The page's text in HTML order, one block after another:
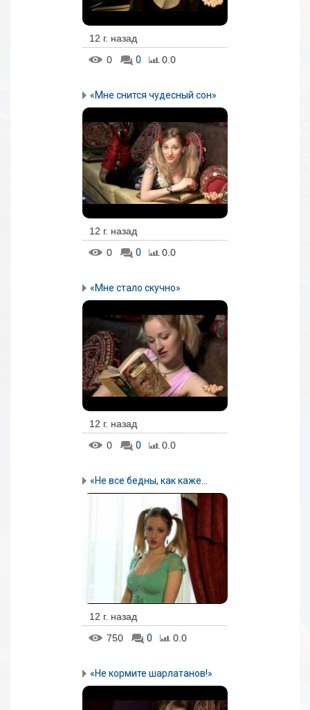
12 г. назад
0
0 0.0
«Мне снится чудесный сон»
12 г. назад
0
0 0.0
«Мне стало скучно»
12 г. назад
0
0 0.0
«Не все бедны, как каже...
12 г. назад
750
0 0.0
«Не кормите шарлатанов!»